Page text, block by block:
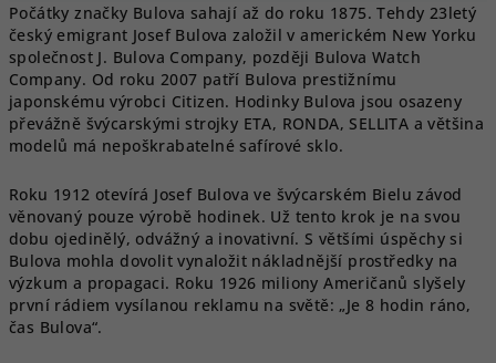
Počátky značky Bulova sahají až do roku 1875. Tehdy 23letý
český emigrant Josef Bulova založil vamerickém New Yorku
společnost J. Bulova Company, později Bulova Watch
Company. Od roku 2007 patří Bulova prestižnímu
japonskému výrobci Citizen. Hodinky Bulova jsou osazeny
převážně švýcarskými strojky ETA, RONDA, SELLITA a většina
modelů má nepoškrabatelné safírové sklo.
Roku 1912 otevírá Josef Bulova ve švýcarském Bielu závod
věnovaný pouze výrobě hodinek. Už tento krok je na svou
dobu ojedinělý, odvážný a inovativní. S většími úspěchy si
Bulova mohla dovolit vynaložit nákladnější prostředky na
výzkum a propagaci. Roku 1926 miliony Američanů slyšely
první rádiem vysílanou reklamu na světě: „Je 8 hodin ráno,
čas Bulova“.